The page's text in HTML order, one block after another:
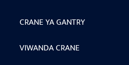
CRANE YA GANTRY
VIWANDA CRANE